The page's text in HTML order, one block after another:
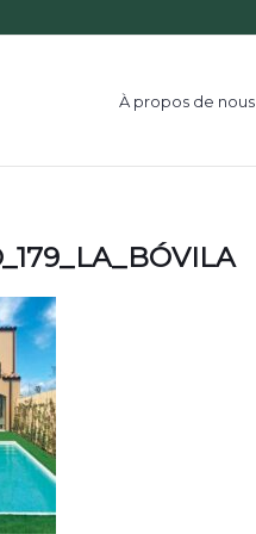
À propos de nous